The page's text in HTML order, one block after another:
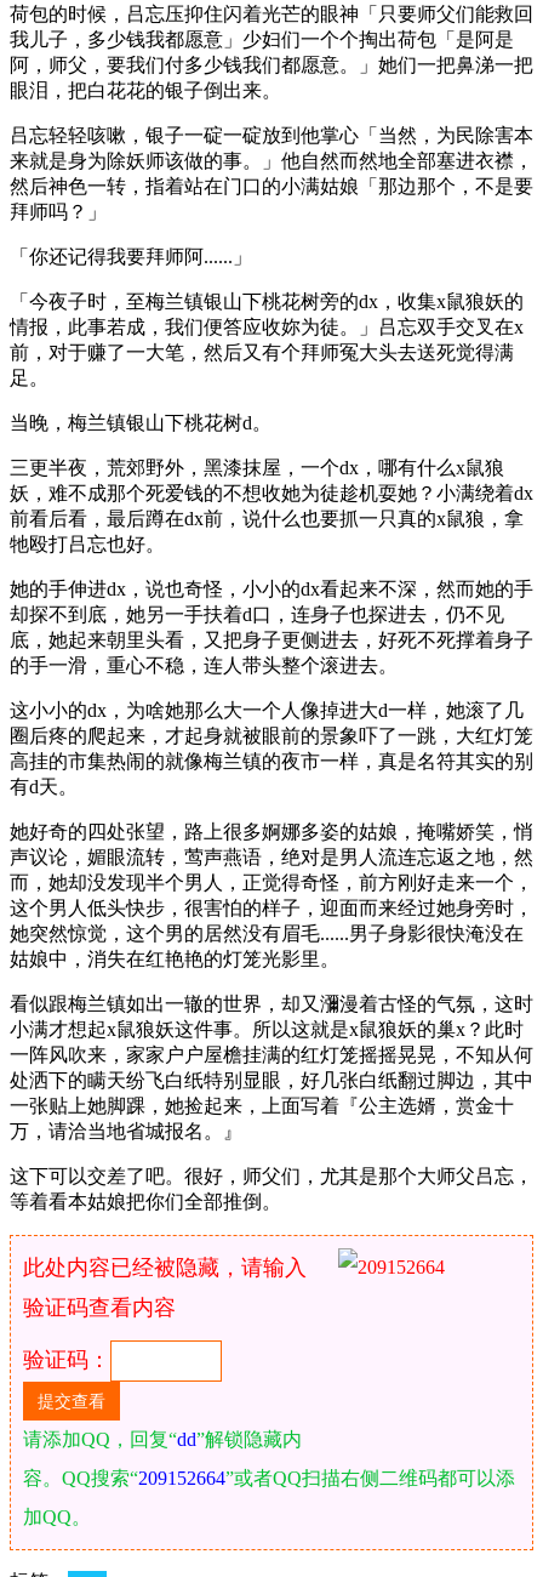
荷包的时候，吕忘压抑住闪着光芒的眼神「只要师父们能救回
我儿子，多少钱我都愿意」少妇们一个个掏出荷包「是阿是
阿，师父，要我们付多少钱我们都愿意。」她们一把鼻涕一把
眼泪，把白花花的银子倒出来。
吕忘轻轻咳嗽，银子一碇一碇放到他掌心「当然，为民除害本
来就是身为除妖师该做的事。」他自然而然地全部塞进衣襟，
然后神色一转，指着站在门口的小满姑娘「那边那个，不是要
拜师吗？」
「你还记得我要拜师阿......」
「今夜子时，至梅兰镇银山下桃花树旁的dx，收集x鼠狼妖的
情报，此事若成，我们便答应收妳为徒。」吕忘双手交叉在x
前，对于赚了一大笔，然后又有个拜师冤大头去送死觉得满
足。
当晚，梅兰镇银山下桃花树d。
三更半夜，荒郊野外，黑漆抹屋，一个dx，哪有什么x鼠狼
妖，难不成那个死爱钱的不想收她为徒趁机耍她？小满绕着dx
前看后看，最后蹲在dx前，说什么也要抓一只真的x鼠狼，拿
牠殴打吕忘也好。
她的手伸进dx，说也奇怪，小小的dx看起来不深，然而她的手
却探不到底，她另一手扶着d口，连身子也探进去，仍不见
底，她起来朝里头看，又把身子更侧进去，好死不死撑着身子
的手一滑，重心不稳，连人带头整个滚进去。
这小小的dx，为啥她那么大一个人像掉进大d一样，她滚了几
圈后疼的爬起来，才起身就被眼前的景象吓了一跳，大红灯笼
高挂的市集热闹的就像梅兰镇的夜市一样，真是名符其实的别
有d天。
她好奇的四处张望，路上很多婀娜多姿的姑娘，掩嘴娇笑，悄
声议论，媚眼流转，莺声燕语，绝对是男人流连忘返之地，然
而，她却没发现半个男人，正觉得奇怪，前方刚好走来一个，
这个男人低头快步，很害怕的样子，迎面而来经过她身旁时，
她突然惊觉，这个男的居然没有眉毛......男子身影很快淹没在
姑娘中，消失在红艳艳的灯笼光影里。
看似跟梅兰镇如出一辙的世界，却又瀰漫着古怪的气氛，这时
小满才想起x鼠狼妖这件事。所以这就是x鼠狼妖的巢x？此时
一阵风吹来，家家户户屋檐挂满的红灯笼摇摇晃晃，不知从何
处洒下的瞒天纷飞白纸特别显眼，好几张白纸翻过脚边，其中
一张贴上她脚踝，她捡起来，上面写着『公主选婿，赏金十
万，请洽当地省城报名。』
这下可以交差了吧。很好，师父们，尤其是那个大师父吕忘，
等着看本姑娘把你们全部推倒。
此处内容已经被隐藏，请输入
验证码查看内容
验证码：
请添加QQ，回复“dd”解锁隐藏内
容。QQ搜索“209152664”或者QQ扫描右侧二维码都可以添
加QQ。